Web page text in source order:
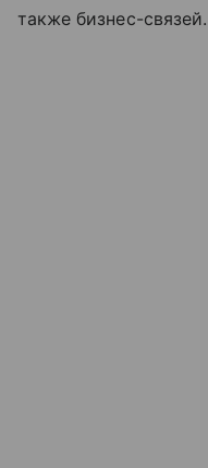
также бизнес-связей.